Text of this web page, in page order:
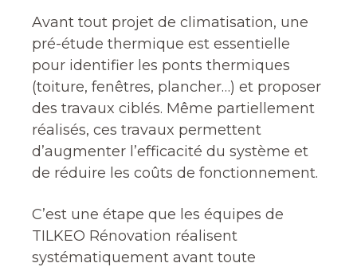
Avant tout projet de climatisation, une
pré-étude thermique est essentielle
pour identifier les ponts thermiques
(toiture, fenêtres, plancher…) et proposer
des travaux ciblés. Même partiellement
réalisés, ces travaux permettent
d’augmenter l’efficacité du système et
de réduire les coûts de fonctionnement.
C’est une étape que les équipes de
TILKEO Rénovation réalisent
systématiquement avant toute